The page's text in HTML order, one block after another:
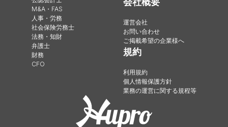
M&A・FAS
人事・労務
社会保険労務士
法務・知財
弁護士
財務
CFO
運営会社
お問い合わせ
ご掲載希望の企業様へ
規約
利用規約
個人情報保護方針
業務の運営に関する規程等